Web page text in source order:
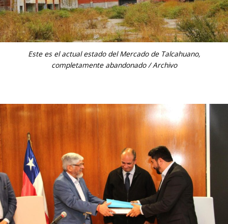
Este es el actual estado del Mercado de Talcahuano,
completamente abandonado / Archivo